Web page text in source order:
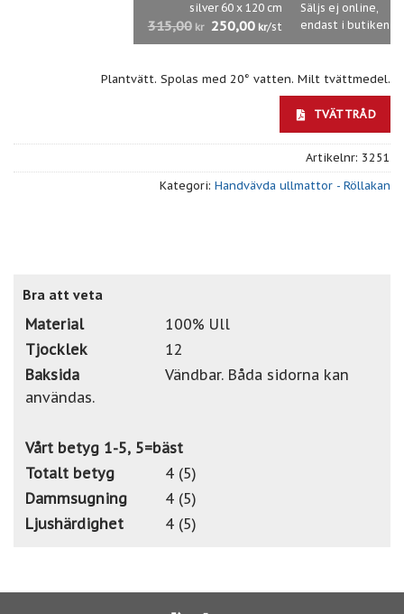
silver 60 x 120 cm
315,00 kr 250,00 kr/st
Säljs ej online,
endast i butiken
Plantvätt. Spolas med 20° vatten. Milt tvättmedel.
TVÄTTRÅD
Artikelnr: 3251
Kategori: Handvävda ullmattor - Röllakan
Bra att veta
Material
100% Ull
Tjocklek
12
Baksida
Vändbar. Båda sidorna kan
användas.
Vårt betyg 1-5, 5=bäst
Totalt betyg
4 (5)
Dammsugning
4 (5)
Ljushärdighet
4 (5)